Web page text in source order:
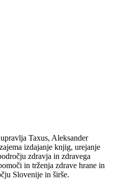
Taxus, Aleksander
izdajanje knjig, urejanje
zdravja in zdravega
in trženja zdrave hrane in
Slovenije in širše.